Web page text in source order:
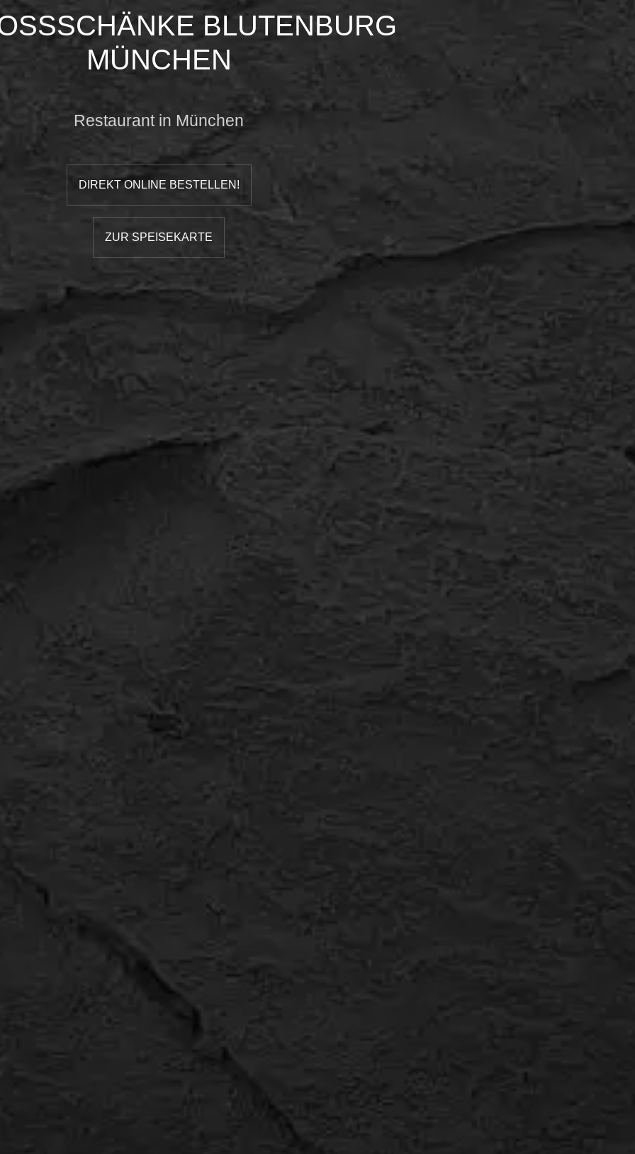
BLUTENBURG
MÜNCHEN
Restaurant in München
DIREKT ONLINE BESTELLEN!
ZUR SPEISEKARTE